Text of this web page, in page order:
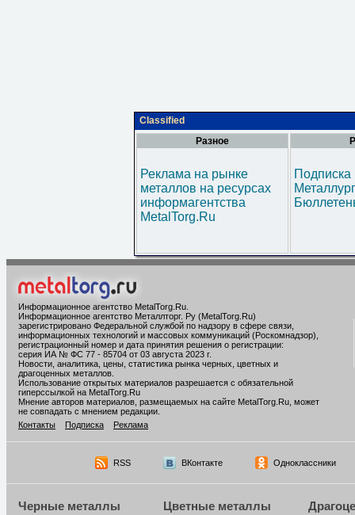
Classified
Разное
Реклама на рынке
металлов на ресурсах
информагентства
MetalTorg.Ru
Информационное агентство MetalTorg.Ru
Информационное агентство Металлторг. Ру (MetalTorg.Ru)
зарегистрировано Федеральной службой по надзору в сфере связи,
информационных технологий и массовых коммуникаций (Роскомнадзор),
регистрационный номер и дата принятия решения о регистрации:
серия ИА № ФС 77 - 85704 от 03 августа 2023 г.
Новости, аналитика, цены, статистика рынка черных, цветных и
драгоценных металлов.
Использование открытых материалов разрешается с обязательной
гиперссылкой на MetalTorg.Ru
Мнение авторов материалов, размещаемых на сайте MetalTorg.Ru, может
не совпадать с мнением редакции.
Контакты
Подписка Реклама
RSS ВКонтакте Одноклассники
Черные металлы Цветные металлы